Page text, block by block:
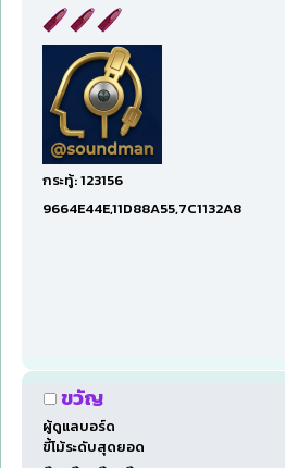
กระทู้: 123156
9664E44E,11D88A55,7C1132A8
ขวัญ
ผู้ดูแลบอร์ด
ขี้โม้ระดับสุดยอด